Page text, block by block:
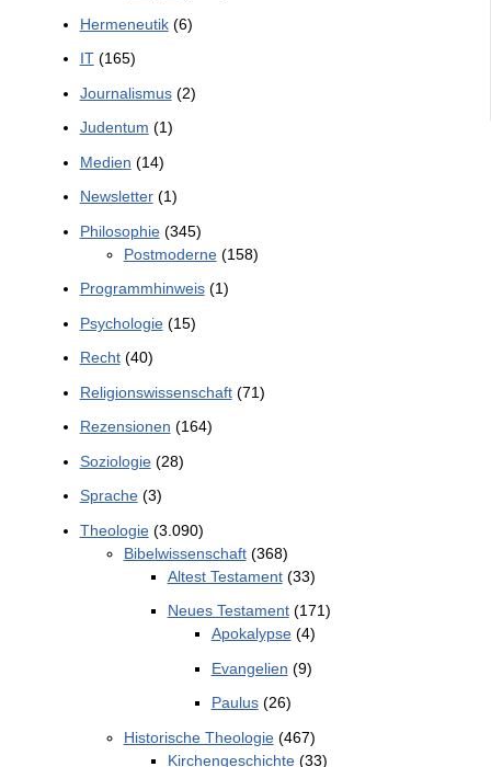
Hermeneutik(6)
IT(165)
Journalismus(2)
Judentum (1)
Medien (14)
Newsletter(1)
Philosophie(345)
Postmoderne(158)
Programmhinweis(1)
Psychologie(15)
Recht(40)
Religionswissenschaft(71)
Rezensionen (164)
Soziologie(28)
Sprache(3)
Theologie(3.090)
Bibelwissenschaft(368)
Altest Testament(33)
Neues Testament(171)
Apokalypse(4)
Evangelien (9)
Paulus(26)
Historische Theologie(467)
Kirchengeschichte(33)